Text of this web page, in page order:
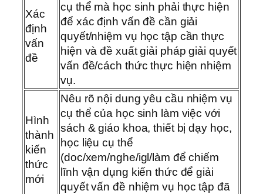
Xác
định
vấn
đề
cụ thể mà học sinh phải thực hiện
để xác định vấn đề cần giải
quyết/nhiệm vụ học tập cần thực
hiện và đề xuất giải pháp giải quyết
vấn đề/cách thức thực hiện nhiệm
vụ.
Hình
thành
kiến
thức
mới
Nêu rõ nội dung yêu cầu nhiệm vụ
cụ thể của học sinh làm việc với
sách & giáo khoa, thiết bị dạy học,
học liệu cụ thể
(doc/xem/nghe/igl/làm để chiếm
lĩnh vận dụng kiến thức để giải
quyết vấn đề nhiệm vụ học tập đã